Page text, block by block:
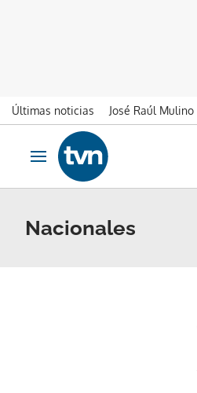
Últimas noticias José Raúl Mulino
Ir al contenido
Obrir navegació
Nacionales